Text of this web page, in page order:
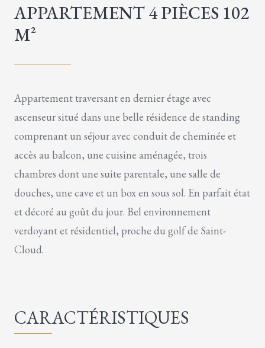
APPARTEMENT 4 PIÈCES 102
M²
Appartement traversant en dernier étage avec
ascenseur situé dans une belle résidence de standing
comprenant un séjour avec conduit de cheminée et
accès au balcon, une cuisine aménagée, trois
chambres dont une suite parentale, une salle de
douches, une cave et un box en sous sol. En parfait état
et décoré au goût du jour. Bel environnement
verdoyant et résidentiel, proche du golf de Saint-
Cloud.
CARACTÉRISTIQUES